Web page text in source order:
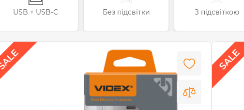
USB + USB-C Без підсвітки З підсвіткою